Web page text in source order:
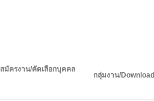
สมัครงาน/คัดเลือกบุคคล
กลุ่มงาน/Download